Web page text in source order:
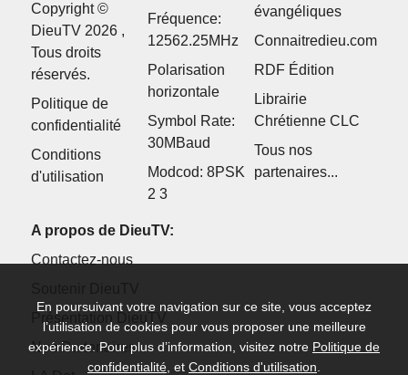
Copyright ©
DieuTV 2026 ,
Tous droits
réservés.
Politique de
confidentialité
Conditions
d'utilisation
Fréquence:
12562.25MHz
Polarisation
horizontale
Symbol Rate:
30MBaud
Modcod: 8PSK
2 3
évangéliques
Connaitredieu.com
RDF Édition
Librairie
Chrétienne CLC
Tous nos
partenaires...
A propos de DieuTV:
Contactez-nous
Présentation DieuTV
Nos Partenaires
En poursuivant votre navigation sur ce site, vous acceptez
l’utilisation de cookies pour vous proposer une meilleure
expérience. Pour plus d’information, visitez notre Politique de
confidentialité , et Conditions d'utilisation